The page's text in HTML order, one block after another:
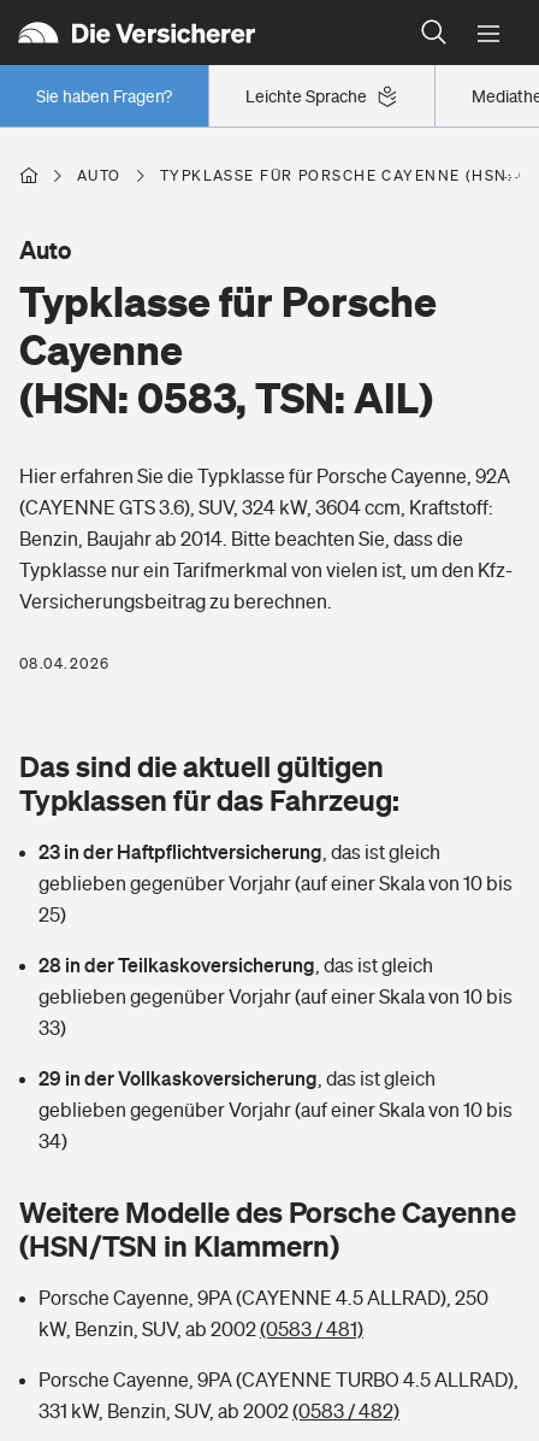
Leichte Sprache
Sie haben Fragen?
Wer versichert was: Jetzt Versicherer finden
Regionalklassen: So ist Ihre Region eingestuft
Wer versichert was: Jetzt Versicherer finden
Berufsunfähigkeitsversicherung
Erwerbsunfähigkeitsversicherung
Arbeitsrechtsschutz
Berufshaftpflichtversicherung
Rentenrechner: Wie viel Geld bekomme ich im Alter?
Wer versichert was: Jetzt Versicherer finden
Sie haben Fragen?
Wohnen
Wohngebäudeversicherung
Hausratversicherung
Elementarversicherung
Photovoltaik
Wärmepumpen versichern
Vermieterrrechtsschutz
Mietkautionsversicherung
Restkreditversicherung
Zur Übersicht
Hochwasser-Check: Wie gefährdet ist Ihr Haus?
Wer versichert was: Jetzt Versicherer finden
Sie haben Fragen?
Pri­vate Haft­pflicht­
Rechts­schutz­ver­si­che­rung
Kinderunfall­ver­si­che­rung
Reiseversicherung
Handyversicherung
Private Cyberversicherung
Musikinstrumentenversicherung
Zur Übersicht
Gesundheit
Private Krankenversicherung
Tierkrankenversicherung
Zur Übersicht
Wer versichert was: Jetzt Versicherer finden
Sie haben Fragen?
Rentenrechner: Wie viel Geld bekomme ich im Alter?
AUTO TYPKLASSE FÜR PORSCHE CAYENNE (HSN:
Typklasse für Porsche
Cayenne
(HSN: 0583, TSN: AIL)
Auto
Hier erfahren Sie die Typklasse für Porsche Cayenne, 92A
(CAYENNE GTS 3.6), SUV, 324 kW, 3604 ccm, Kraftstoff:
Benzin, Baujahr ab 2014. Bitte beachten Sie, dass die
Typklasse nur ein Tarifmerkmal von vielen ist, um den Kfz-
Versicherungsbeitrag zu berechnen.
08.04.2026
Das sind die aktuell gültigen
Typklassen für das Fahrzeug:
23 in der Haftpflichtversicherung das ist gleich
geblieben gegenüber Vorjahr (auf einer Skala von 10 bis
25)
28 in der Teilkaskoversicherung das ist gleich
geblieben gegenüber Vorjahr (auf einer Skala von 10 bis
33)
29 in der Vollkaskoversicherung das ist gleich
geblieben gegenüber Vorjahr (auf einer Skala von 10 bis
34)
Weitere Modelle des Porsche Cayenne
(HSN/TSN in Klammern)
Porsche Cayenne, 9PA (CAYENNE 4.5 ALLRAD), 250
kW, Benzin, SUV, ab 2002(0583 / 481)
Porsche Cayenne, 9PA (CAYENNE TURBO 4.5 ALLRAD),
331 kW, Benzin, SUV, ab 2002(0583 / 482)